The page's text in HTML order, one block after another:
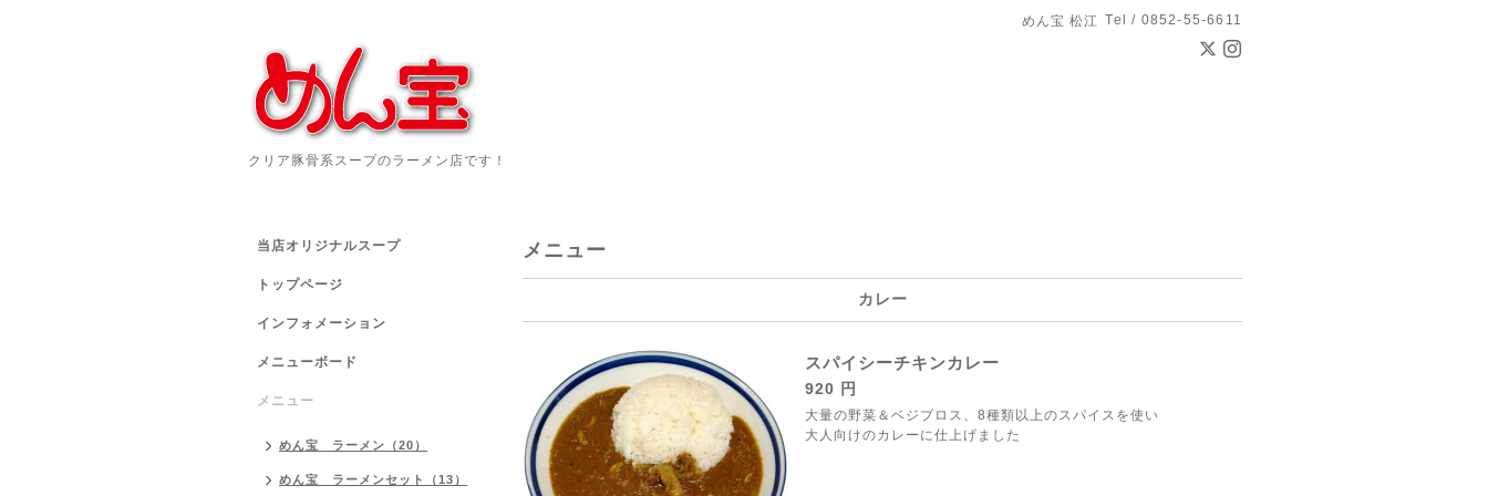
めん宝 松江 Tel / 0852-55-6611
クリア豚骨系スープのラーメン店です！
メニュー
カレー
スパイシーチキンカレー
920 円
大量の野菜＆ベジブロス、8種類以上のスパイスを使い
大人向けのカレーに仕上げました
当店オリジナルスープ
トップページ
インフォメーション
メニューボード
メニュー
めん宝 ラーメン（20）
めん宝 ラーメンセット（13）